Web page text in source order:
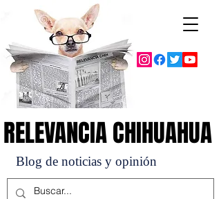
Blog de noticias y opinión
RELEVANCIA CHIHUAHUA
RELEVANCIA CHIHUAHUA